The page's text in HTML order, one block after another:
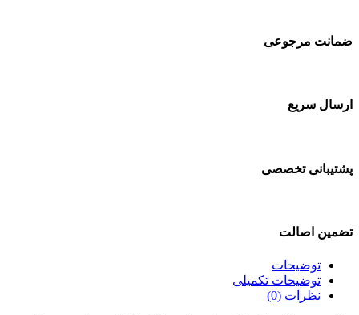
ضمانت مرجوعی
ارسال سریع
پشتیبانی تخصصی
تضمین اصالت
توضیحات
توضیحات تکمیلی
نظرات (0)